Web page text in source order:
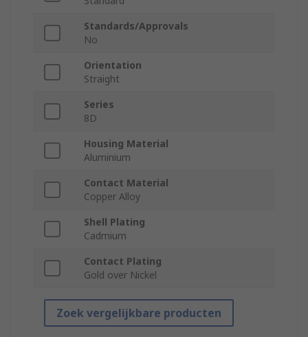
Standards/Approvals
No
Orientation
Straight
Series
8D
Housing Material
Aluminium
Contact Material
Copper Alloy
Shell Plating
Cadmium
Contact Plating
Gold over Nickel
Zoek vergelijkbare producten